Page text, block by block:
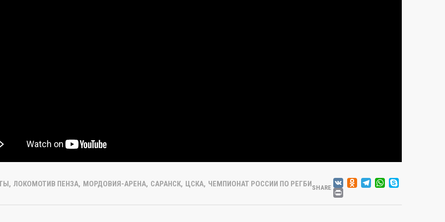
, ЛОКОМОТИВ ПЕНЗА, МОРДОВИЯ-АРЕНА, САРАНСК, ЦСКА, ЧЕМПИОНАТ РОССИИ ПО РЕГБИSHARE VK TELEGRAM